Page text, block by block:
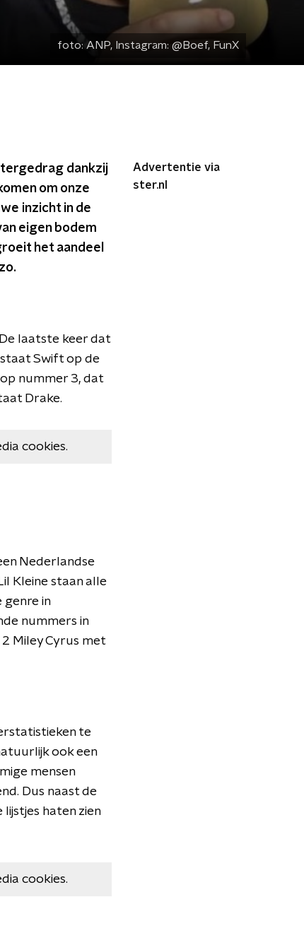
foto: ANP, Instagram: @Boef, FunX
dankzij
om onze
inzicht in de
eigen bodem
het aandeel
laatste keer dat
staat Swift op de
nummer 3, dat
Drake.
cookies.
Nederlandse
Kleine staan alle
genre in
nummers in
Miley Cyrus met
te
ook een
mensen
Dus naast de
haten zien
cookies.
Advertentie via
ster.nl